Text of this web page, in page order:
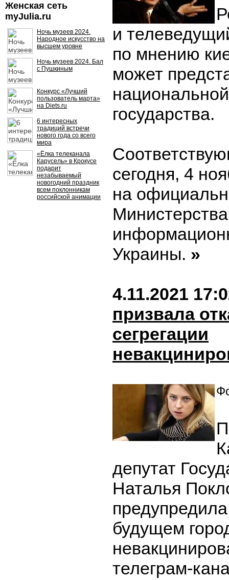
Женская сеть
myJulia.ru
Ночь музеев 2024.
Народное искусство на
высшем уровне
Ночь музеев 2024. Бал
с Пушкиным
Конкурс «Лучший
пользователь марта»
на Diets.ru
6 интересных
традиций встречи
нового года со всего
мира
«Ёлка телеканала
Карусель» в Крокусе
подарит
незабываемый
новогодний праздник
всем поклонникам
российской анимации
и
по мнению
может
государства.
сегодня, 4
на
Украины. »
4.11.2021
призвала
сегрегации
депутат
Наталья
будущем
телеграм-